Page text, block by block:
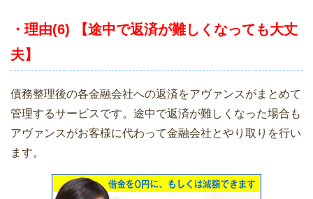
・理由(6) 【途中で返済が難しくなっても大丈
夫】
債務整理後の各金融会社への返済をアヴァンスがまとめて
管理するサービスです。途中で返済が難しくなった場合も
アヴァンスがお客様に代わって金融会社とやり取りを行い
ます。